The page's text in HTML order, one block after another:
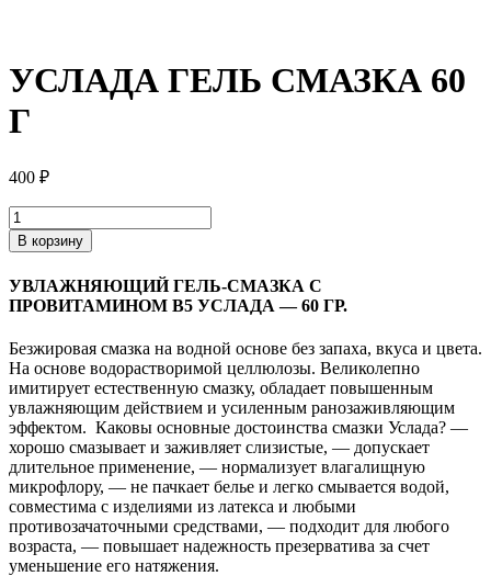
УСЛАДА ГЕЛЬ СМАЗКА 60
Г
400 ₽
В корзину
УВЛАЖНЯЮЩИЙ ГЕЛЬ-СМАЗКА С
ПРОВИТАМИНОМ В5 УСЛАДА — 60 ГР.
Безжировая смазка на водной основе без запаха, вкуса и цвета.
На основе водорастворимой целлюлозы. Великолепно
имитирует естественную смазку, обладает повышенным
увлажняющим действием и усиленным ранозаживляющим
эффектом. Каковы основные достоинства смазки Услада? —
хорошо смазывает и заживляет слизистые, — допускает
длительное применение, — нормализует влагалищную
микрофлору, — не пачкает белье и легко смывается водой,
совместима с изделиями из латекса и любыми
противозачаточными средствами, — подходит для любого
возраста, — повышает надежность презерватива за счет
уменьшение его натяжения.